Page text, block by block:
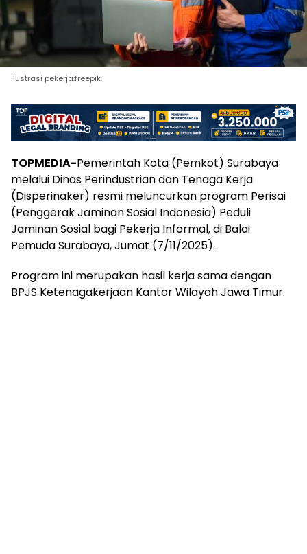
Ilustrasi pekerja:freepik.
TOPMEDIA-Pemerintah Kota (Pemkot) Surabaya
melalui Dinas Perindustrian dan Tenaga Kerja
(Disperinaker) resmi meluncurkan program Perisai
(Penggerak Jaminan Sosial Indonesia) Peduli
Jaminan Sosial bagi Pekerja Informal, di Balai
Pemuda Surabaya, Jumat (7/11/2025).
Program ini merupakan hasil kerja sama dengan
BPJS Ketenagakerjaan Kantor Wilayah Jawa Timur.